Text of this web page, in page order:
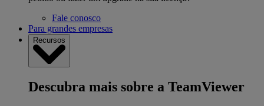
Fale conosco
Para grandes empresas
Recursos
Descubra mais sobre a TeamViewer